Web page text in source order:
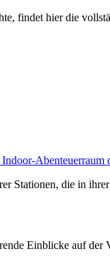
findet hier die
Stationen, die in
Einblicke auf